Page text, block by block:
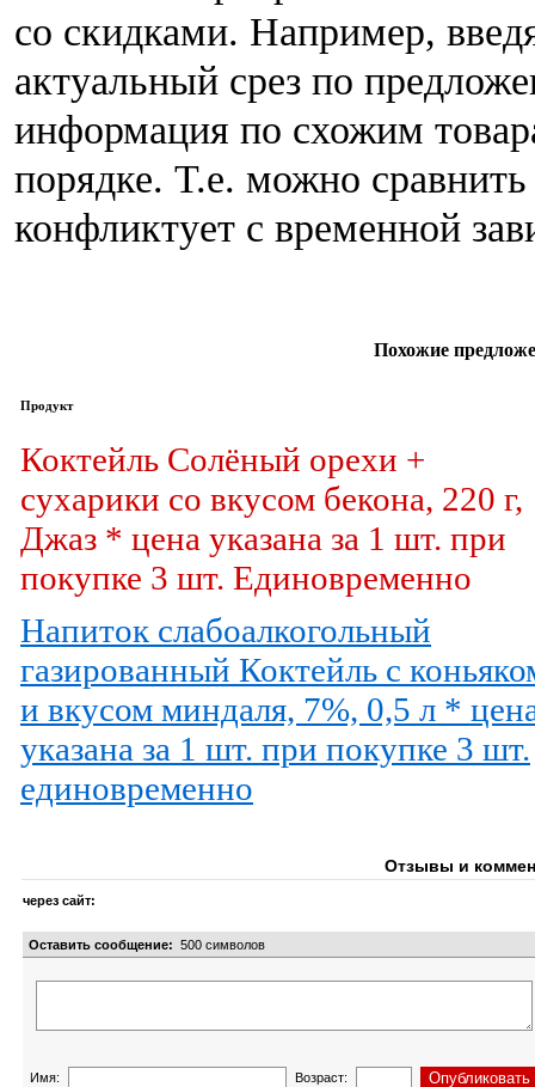
со скидками. Например,
актуальный срез по
информация по схожим
порядке. Т.е. можно
конфликтует с временной
Похожие
Продукт
Коктейль Солёный орехи +
сухарики со вкусом бекона, 220 г,
Джаз * цена указана за 1 шт. при
покупке 3 шт. Единовременно
Напиток слабоалкогольный
газированный Коктейль с
и вкусом миндаля, 7%, 0,5 л *
указана за 1 шт. при покупке 3 шт.
единовременно
Отзывы и
через сайт:
Оставить сообщение: 500 символов
Имя: Возраст: